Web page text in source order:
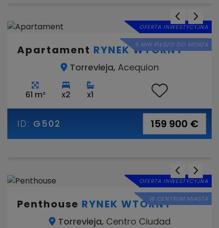
OFERTA INWESTYCYJNA
5 MIN PIESZO DO MORZA
Apartament RYNEK WTÓRNY
Torrevieja, Acequion
61 m² x2 x1
ID: G502 159 900 €
OFERTA INWESTYCYJNA
W CENTRUM MIASTA
Penthouse RYNEK WTÓRNY
Torrevieja, Centro Ciudad